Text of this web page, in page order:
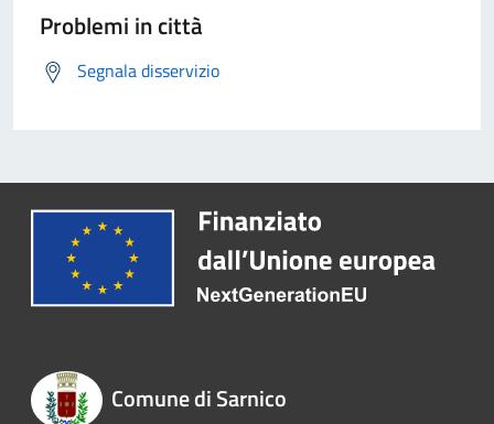
Problemi in città
Segnala disservizio
Comune di Sarnico